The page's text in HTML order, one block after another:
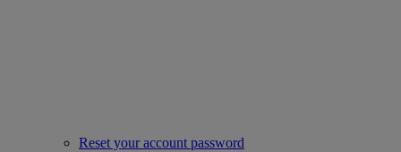
Reset your account password